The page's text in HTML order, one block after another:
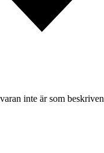
inte är som beskriven